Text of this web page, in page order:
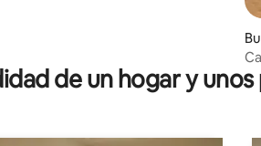
de un hogar y